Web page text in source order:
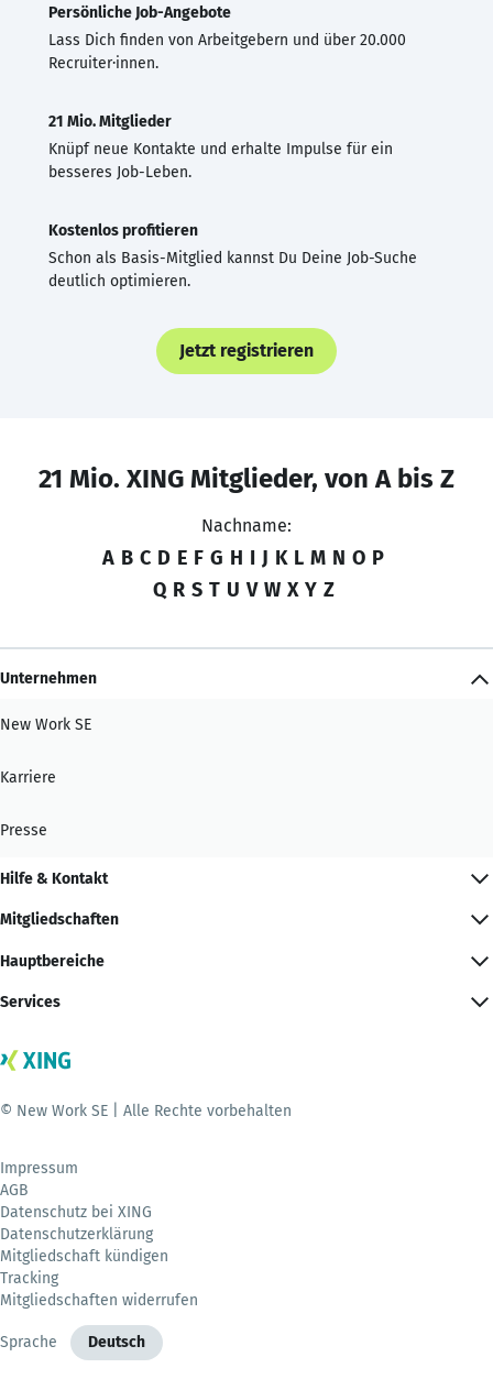
Persönliche Job-Angebote
Lass Dich finden von Arbeitgebern und über 20.000
Recruiter·innen.
21 Mio. Mitglieder
Knüpf neue Kontakte und erhalte Impulse für ein
besseres Job-Leben.
Kostenlos profitieren
Schon als Basis-Mitglied kannst Du Deine Job-Suche
deutlich optimieren.
Jetzt registrieren
21 Mio. XING Mitglieder, von A bis Z
Nachname:
A B C D E F G H I J K L M N O P
Q R S T U V W X Y Z
Unternehmen
New Work SE
Karriere
Presse
Hilfe & Kontakt
Mitgliedschaften
Hauptbereiche
Services
© New Work SE | Alle Rechte vorbehalten
Impressum
AGB
Datenschutz bei XING
Datenschutzerklärung
Mitgliedschaft kündigen
Tracking
Mitgliedschaften widerrufen
Sprache Deutsch